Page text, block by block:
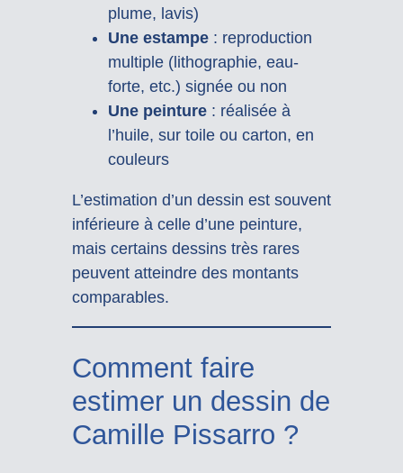
plume, lavis)
Une estampe: reproduction
multiple (lithographie, eau-
forte, etc.) signée ou non
Une peinture: réalisée à
l’huile, sur toile ou carton, en
couleurs
L’estimation d’un dessin est souvent
inférieure à celle d’une peinture,
mais certains dessins très rares
peuvent atteindre des montants
comparables.
Comment faire
estimer un dessin de
Camille Pissarro ?